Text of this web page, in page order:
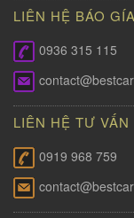
LIÊN HỆ BÁO GÍA
0936 315 115
LIÊN HỆ TƯ VẤN
0919 968 759